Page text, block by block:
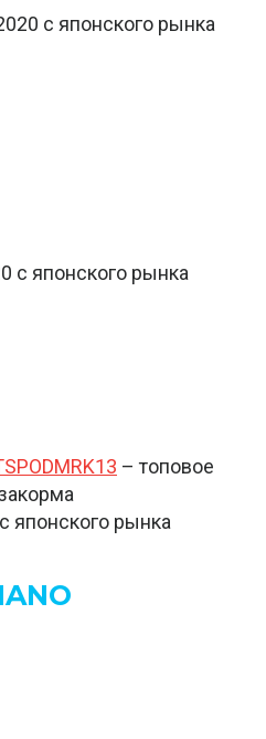
с японского рынка
с японского рынка
– топовое
японского рынка